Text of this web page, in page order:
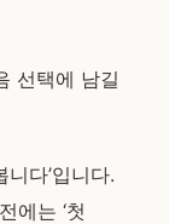
선택에 남길
다’입니다.
에는 ‘첫